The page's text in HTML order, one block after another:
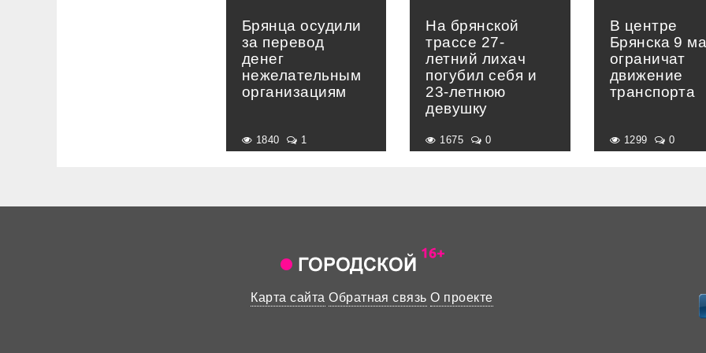
Брянца осудили
за перевод
денег
нежелательным
организациям
1840 1
На брянской
трассе 27-
летний лихач
погубил себя и
23-летнюю
девушку
1675 0
В центре
Брянска 9
ограничат
движение
транспорта
1299 0
Карта сайта Обратная связь О проекте